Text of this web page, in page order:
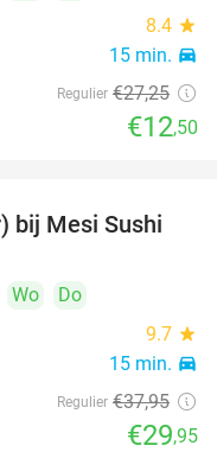
8.4 star
15 min. directions_car
Regulier €27,25
€12,50
21%
bij Mesi Sushi
Wo
Do
9.7 star
15 min. directions_car
Regulier €37,95
€29,95